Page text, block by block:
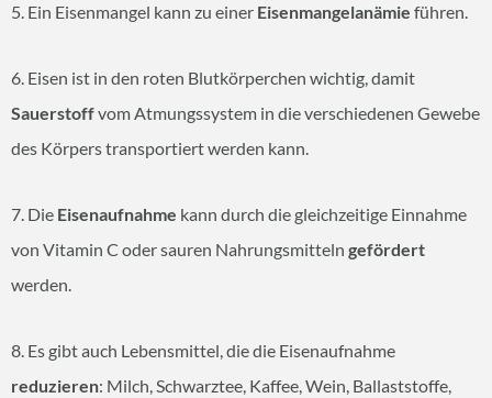
5. Ein Eisenmangel kann zu einer Eisenmangelanämie führen.
6. Eisen ist in den roten Blutkörperchen wichtig, damit
Sauerstoffvom Atmungssystem in die verschiedenen Gewebe
des Körpers transportiert werden kann.
7. Die Eisenaufnahme kann durch die gleichzeitige Einnahme
von Vitamin C oder sauren Nahrungsmitteln gefördert
werden.
8. Es gibt auch Lebensmittel, die die Eisenaufnahme
reduzieren: Milch, Schwarztee, Kaffee, Wein, Ballaststoffe,